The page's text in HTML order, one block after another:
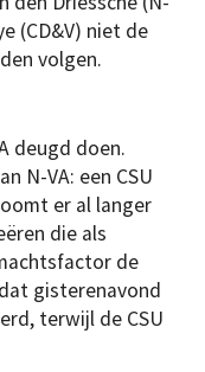
(CD&V) niet de
volgen.
deugd doen.
N-VA: een CSU
er al langer
die als
de
gisterenavond
terwijl de CSU